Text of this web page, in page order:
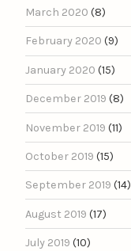
March 2020 (8)
February 2020 (9)
January 2020 (15)
December 2019 (8)
November 2019 (11)
October 2019 (15)
September 2019 (14)
August 2019 (17)
July 2019 (10)